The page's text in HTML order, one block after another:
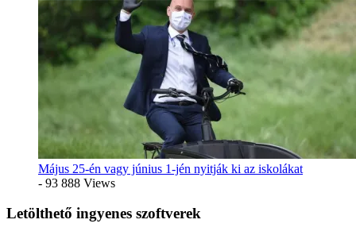
Május 25-én vagy június 1-jén nyitják ki az iskolákat
- 93 888 Views
Letölthető ingyenes szoftverek